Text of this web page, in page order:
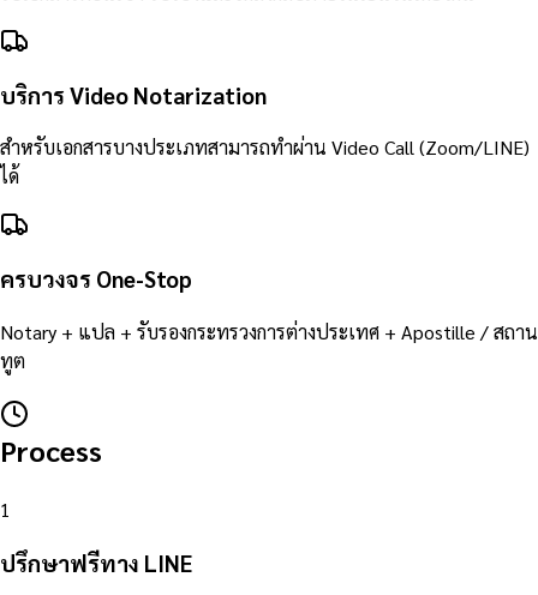
บริการ Video Notarization
สำหรับเอกสารบางประเภทสามารถทำผ่าน Video Call (Zoom/LINE)
ได้
ครบวงจร One-Stop
Notary + แปล + รับรองกระทรวงการต่างประเทศ + Apostille / สถาน
ทูต
Process
1
ปรึกษาฟรีทาง LINE